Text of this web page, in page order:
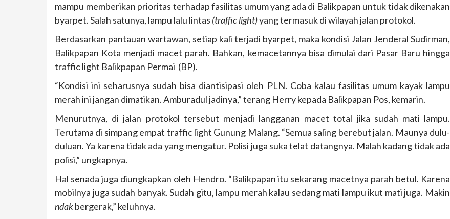
mampu memberikan prioritas terhadap fasilitas umum yang ada di Balikpapan untuk tidak dikenakan
byarpet. Salah satunya, lampu lalu lintas (traffic light)yang termasuk di wilayah jalan protokol.
Berdasarkan pantauan wartawan, setiap kali terjadi byarpet, maka kondisi Jalan Jenderal Sudirman,
Balikpapan Kota menjadi macet parah. Bahkan, kemacetannya bisa dimulai dari Pasar Baru hingga
traffic light Balikpapan Permai (BP).
“Kondisi ini seharusnya sudah bisa diantisipasi oleh PLN. Coba kalau fasilitas umum kayak lampu
merah ini jangan dimatikan. Amburadul jadinya,” terang Herry kepada Balikpapan Pos, kemarin.
Menurutnya, di jalan protokol tersebut menjadi langganan macet total jika sudah mati lampu.
Terutama di simpang empat traffic light Gunung Malang. “Semua saling berebut jalan. Maunya dulu-
duluan. Ya karena tidak ada yang mengatur. Polisi juga suka telat datangnya. Malah kadang tidak ada
polisi,” ungkapnya.
Hal senada juga diungkapkan oleh Hendro. “Balikpapan itu sekarang macetnya parah betul. Karena
mobilnya juga sudah banyak. Sudah gitu, lampu merah kalau sedang mati lampu ikut mati juga. Makin
ndakbergerak,” keluhnya.